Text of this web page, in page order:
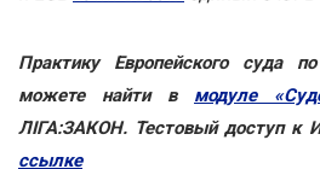
Практику Европейского суда
можете найти в модуле
ЛIГА:ЗАКОН. Тестовый доступ к
ссылке